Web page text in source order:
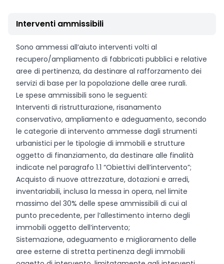
Interventi ammissibili
Sono ammessi all’aiuto interventi volti al
recupero/ampliamento di fabbricati pubblici e relative
aree di pertinenza, da destinare al rafforzamento dei
servizi di base per la popolazione delle aree rurali.
Le spese ammissibili sono le seguenti:
Interventi di ristrutturazione, risanamento
conservativo, ampliamento e adeguamento, secondo
le categorie di intervento ammesse dagli strumenti
urbanistici per le tipologie di immobili e strutture
oggetto di finanziamento, da destinare alle finalità
indicate nel paragrafo 1.1 “Obiettivi dell’intervento”;
Acquisto di nuove attrezzature, dotazioni e arredi,
inventariabili, inclusa la messa in opera, nel limite
massimo del 30% delle spese ammissibili di cui al
punto precedente, per l’allestimento interno degli
immobili oggetto dell’intervento;
Sistemazione, adeguamento e miglioramento delle
aree esterne di stretta pertinenza degli immobili